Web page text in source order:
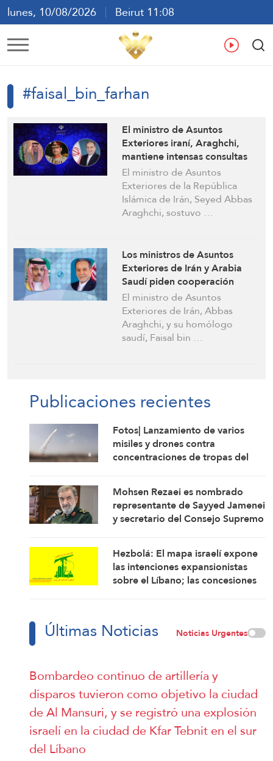
lunes, 10/08/2026
Beirut 11:08
ع En
#faisal_bin_farhan
El ministro de Asuntos
Exteriores iraní, Araghchi,
mantiene intensas consultas
con funcionarios saudíes y
pakistaníes
El ministro de Asuntos
Exteriores de la República
Islámica de Irán, Seyed Abbas
Araghchi, sostuvo …
Los ministros de Asuntos
Exteriores de Irán y Arabia
Saudí piden cooperación
regional para prevenir
tensiones
El ministro de Asuntos
Exteriores de Irán, Abbas
Araghchi, y su homólogo
saudí, Faisal bin …
Publicaciones recientes
Fotos| Lanzamiento de varios
misiles y drones contra
concentraciones de tropas del
armas en Mokha
Mohsen Rezaei es nombrado
representante de Sayyed Jamenei
y secretario del Consejo Supremo
Hezbolá: El mapa israelí expone
las intenciones expansionistas
sobre el Líbano; las concesiones
Últimas Noticias Noticias Urgentes
Bombardeo continuo de artillería y
disparos tuvieron como objetivo la ciudad
de Al Mansuri, y se registró una explosión
israelí en la ciudad de Kfar Tebnit en el sur
del Líbano